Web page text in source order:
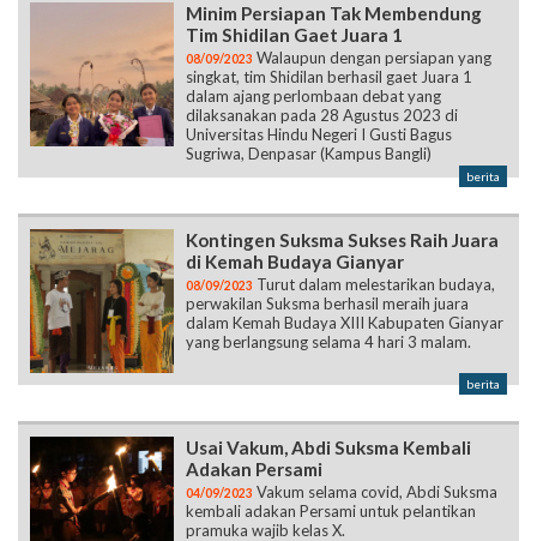
Minim Persiapan Tak Membendung
Tim Shidilan Gaet Juara 1
08/09/2023 Walaupun dengan persiapan yang
singkat, tim Shidilan berhasil gaet Juara 1
dalam ajang perlombaan debat yang
dilaksanakan pada 28 Agustus 2023 di
Universitas Hindu Negeri I Gusti Bagus
Sugriwa, Denpasar (Kampus Bangli)
berita
Kontingen Suksma Sukses Raih Juara
di Kemah Budaya Gianyar
08/09/2023 Turut dalam melestarikan budaya,
perwakilan Suksma berhasil meraih juara
dalam Kemah Budaya XIII Kabupaten Gianyar
yang berlangsung selama 4 hari 3 malam.
berita
Usai Vakum, Abdi Suksma Kembali
Adakan Persami
04/09/2023 Vakum selama covid, Abdi Suksma
kembali adakan Persami untuk pelantikan
pramuka wajib kelas X.